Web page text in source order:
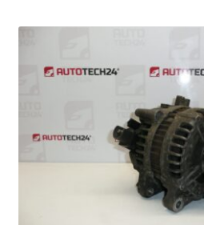
Betalingen
Contact